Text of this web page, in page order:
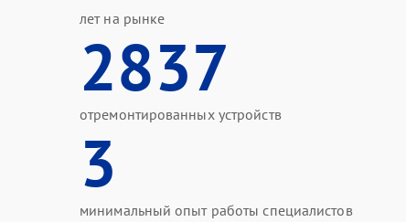
лет на рынке
2837
отремонтированных устройств
3
минимальный опыт работы специалистов